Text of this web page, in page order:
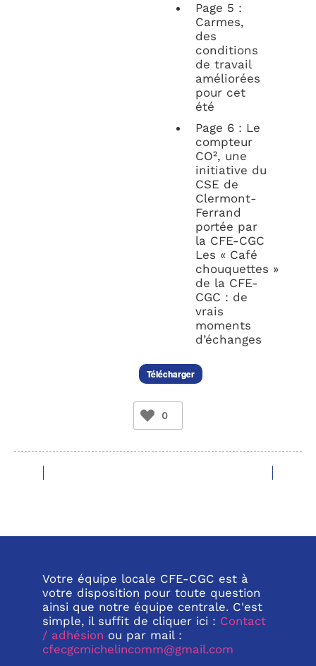
Page 5 :
Carmes,
des
conditions
de travail
améliorées
pour cet
été
Page 6 : Le
compteur
CO², une
initiative du
CSE de
Clermont-
Ferrand
portée par
la CFE-CGC
Les « Café
chouquettes »
de la CFE-
CGC : de
vrais
moments
d’échanges
Télécharger
0
Votre équipe locale CFE-CGC est à
votre disposition pour toute question
ainsi que notre équipe centrale. C'est
simple, il suffit de cliquer ici : Contact
/ adhésion ou par mail :
cfecgcmichelincomm@gmail.com